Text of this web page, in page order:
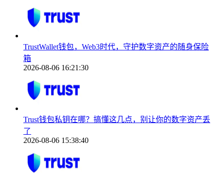
TrustWallet钱包，Web3时代，守护数字资产的随身保险
箱
2026-08-06 16:21:30
Trust钱包私钥在哪？搞懂这几点，别让你的数字资产丢
了
2026-08-06 15:38:40